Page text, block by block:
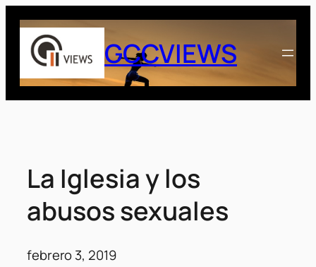
Saltar
contenido
GCCVIEWS
La Iglesia y los
abusos sexuales
febrero 3, 2019